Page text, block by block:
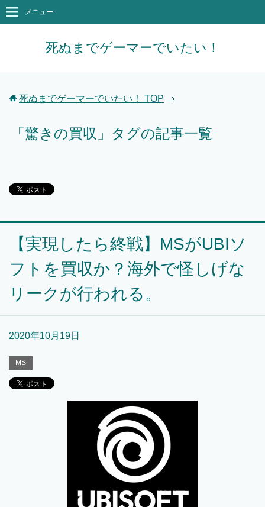
死ぬまでゲーマーでいたい！
メニュー
死ぬまでゲーマーでいたい！ TOP
「驚きの買収」タグの記事一覧
【実現したら終戦】MSがUBIソ
フトを買収か？海外で怪しげな
リークが行われる。
2020年10月19日
MS